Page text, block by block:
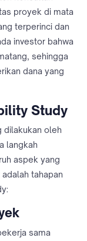
proyek di mata
terperinci dan
investor bahwa
sehingga
dana yang
Study
dilakukan oleh
langkah
aspek yang
tahapan
sama